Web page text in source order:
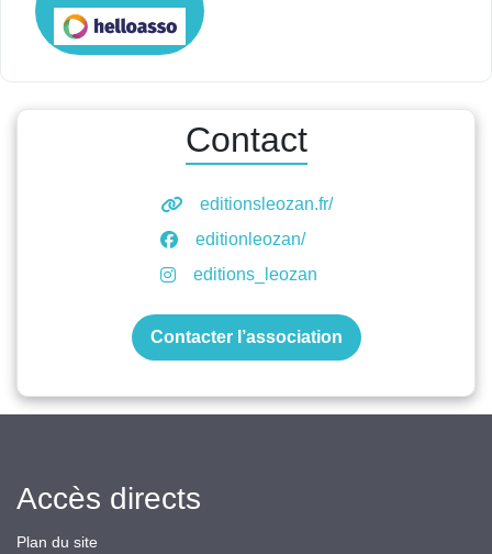
Contact
editionsleozan.fr/
editionleozan/
editions_leozan
Contacter l’association
Accès directs
Plan du site